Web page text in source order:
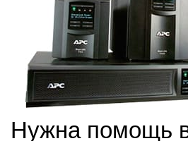
Нужна помощь